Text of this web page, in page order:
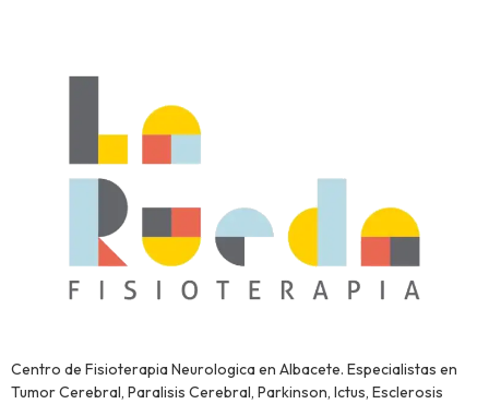
Centro de Fisioterapia Neurologica en Albacete. Especialistas en
Tumor Cerebral, Paralisis Cerebral, Parkinson, Ictus, Esclerosis